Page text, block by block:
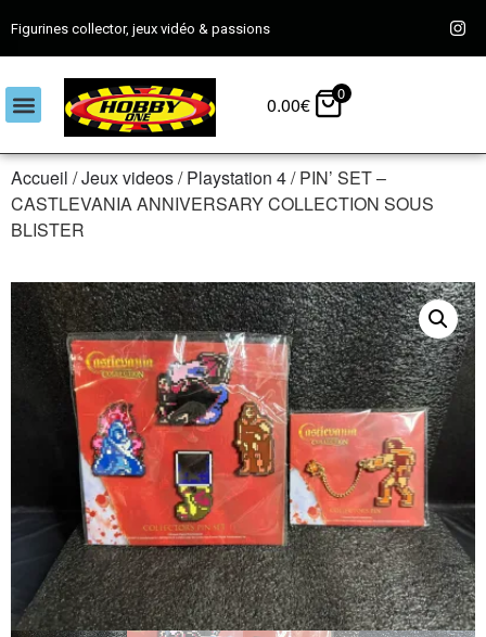
Figurines collector, jeux vidéo & passions
0.00€ 0
Accueil /Jeux videos/Playstation 4/ PIN’ SET –
CASTLEVANIA ANNIVERSARY COLLECTION SOUS
BLISTER